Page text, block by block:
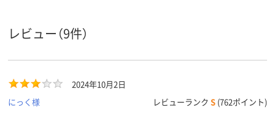
レビュー（9件）
2024年10月2日
にっく様
レビューランク S (762ポイント)